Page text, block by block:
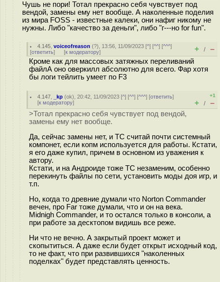
Чушь не пори! Тотал прекрасно себя чувствует под
вендой, замены ему нет вообще. А наколенные поделия
из мира FOSS - известные калеки, они нафиг никому не
нужны. Либо "качество за деньги", либо "г---но for fun".
4.145 ,voiceofreason (?), 13:56, 11/09/2023 [^] [^^] [^^^]
[ответить] [к модератору] + / –
Кроме как для массовых затяжных переливаний
файлА оно оверкилл абсолютно для всего. Фар хотя
бы логи тейлить умеет по F3
4.147 _kp (ok), 20:42, 11/09/2023 [^] [^^] [^^^] [ответить]
[к модератору]
+1
+ / –
>Тотал прекрасно себя чувствует под вендой,
замены ему нет вообще.
Да, сейчас замены нет, и ТС считай почти системный
компонет, если копм используется для работы. Кстати,
я его даже купил, причем в основном из уважения к
автору.
Кстати, и на Андроиде тоже ТС незаменим, особенно
перекинуть файлы по сети, установить моды доя игр, и
т.п.
Но, когда то древние думали что Nortоn Commander
вечен, про Far тоже думали, что и он на века.
Midnigh Commander, и то остался только в консоли, а
при работе за десктопом видишь все реже.
Ни что не вечно. А закрытый проект может и
скопытиться. А даже если будет открыт исходный код,
то не факт, что при развившихся "наколенных
поделках" будет представлять ценность.